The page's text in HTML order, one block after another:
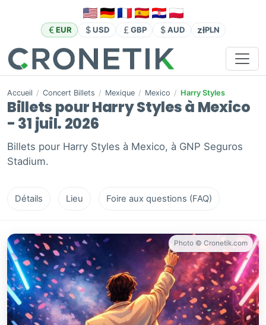
EUR USD GBP AUD złPLN
Accueil / Concert Billets / Mexique / Mexico / Harry Styles
Billets pour Harry Styles à Mexico
- 31 juil. 2026
Billets pour Harry Styles à Mexico, à GNP Seguros
Stadium.
Détails Lieu Foire aux questions (FAQ)
Photo © Cronetik.com